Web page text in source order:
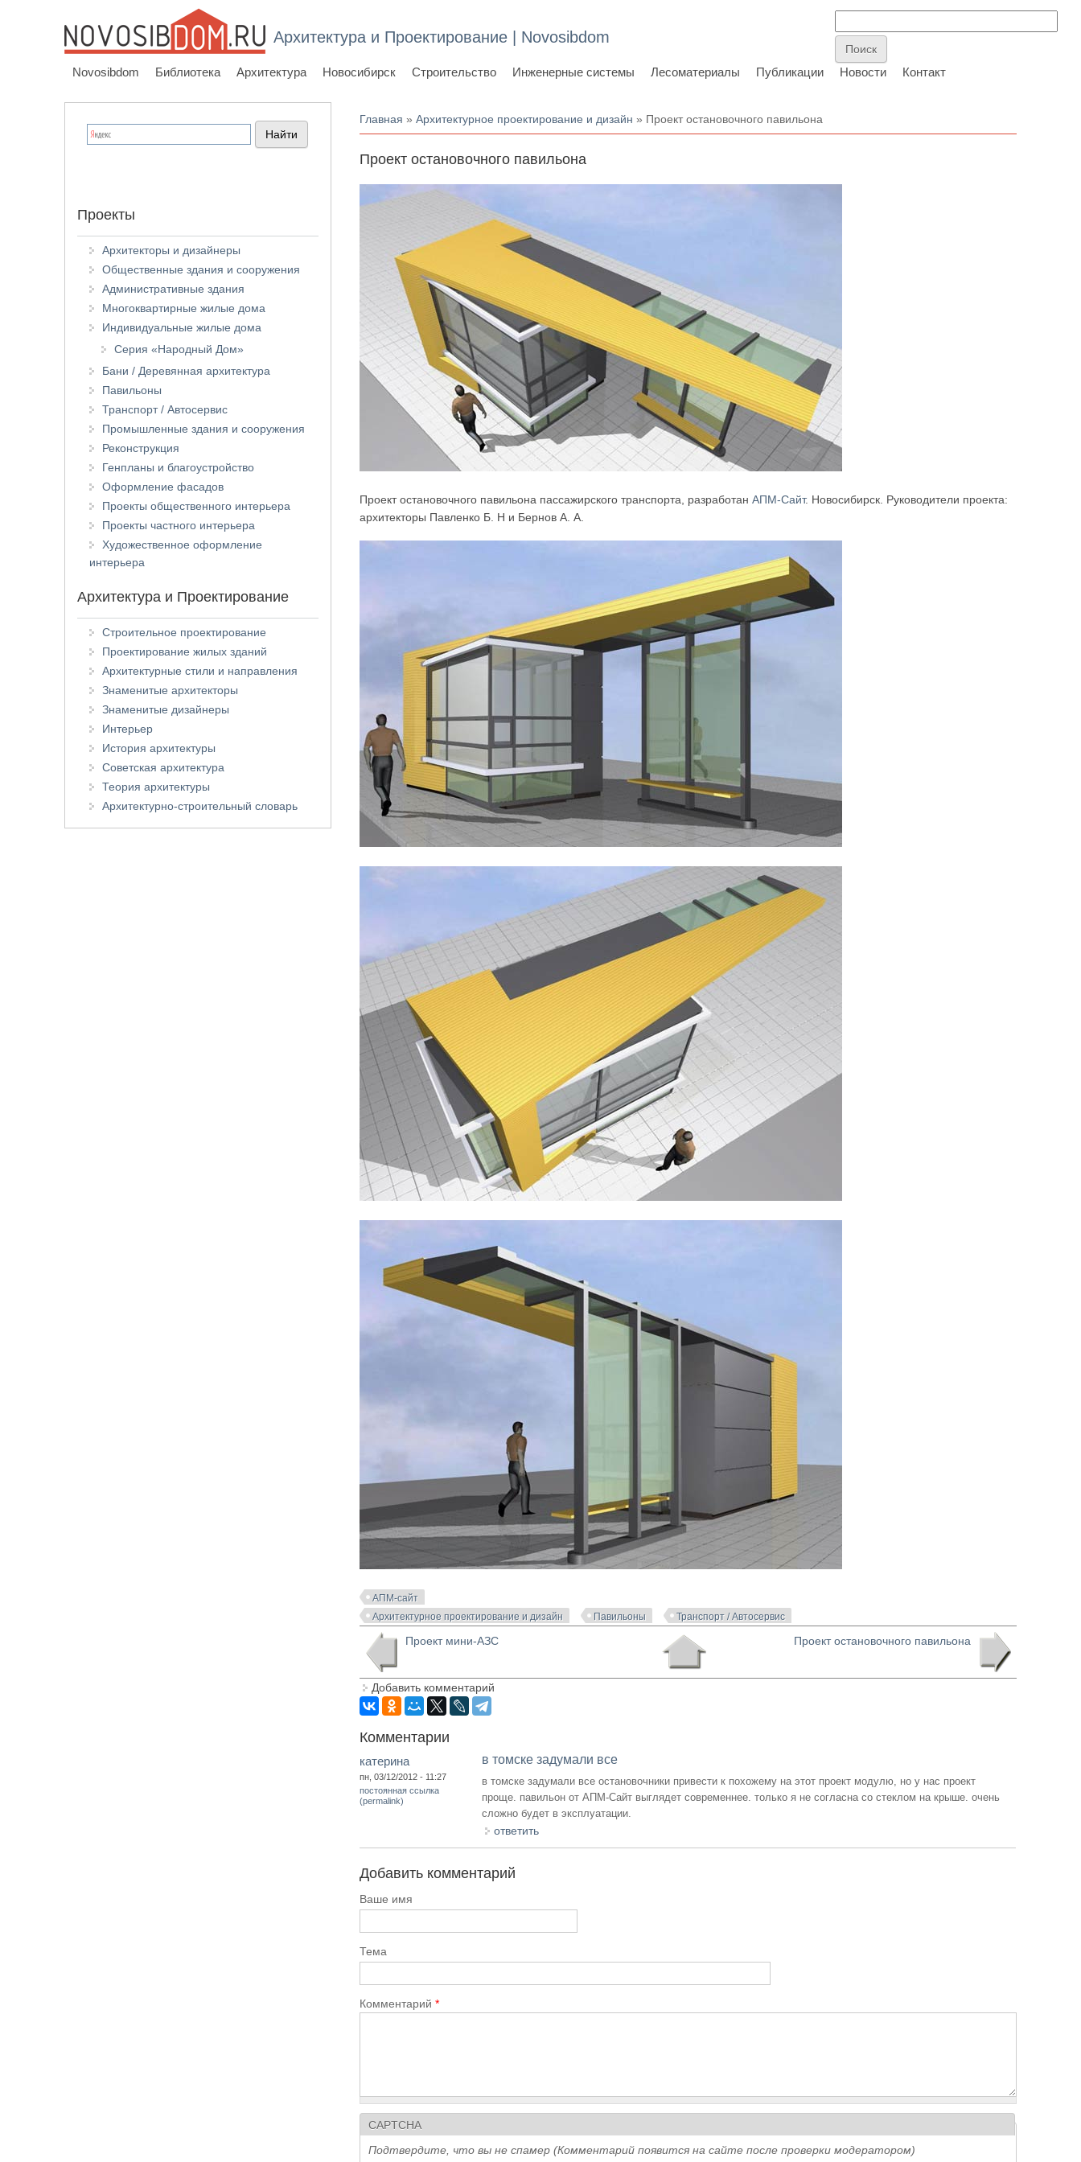
Архитектура и Проектирование | Novosibdom
Novosibdom Библиотека Архитектура Новосибирск Строительство Инженерные системы Лесоматериалы Публикации Новости Контакт
Вы здесь
Главная »Архитектурное проектирование и дизайн » Проект остановочного павильона
Проект остановочного павильона
Проект остановочного павильона пассажирского транспорта, разработанАПМ-Сайт. Новосибирск. Руководители проекта:
архитекторы Павленко Б. Н и Бернов А. А.
АПМ-сайт
Архитектурное проектирование и дизайн
Павильоны Транспорт / Автосервис
Проект мини-АЗС Проект остановочного павильона
Добавить комментарий
Комментарии
катерина
пн, 03/12/2012 - 11:27
постоянная ссылка
(permalink)
в томске задумали все
в томске задумали все остановочники привести к похожему на этот проект модулю, но у нас проект
проще. павильон от АПМ-Сайт выглядет современнее. только я не согласна со стеклом на крыше. очень
сложно будет в эксплуатации.
ответить
Добавить комментарий
Ваше имя
Тема
Комментарий*
CAPTCHA
Подтвердите, что вы не спамер (Комментарий появится на сайте после проверки модератором)
Проекты
Архитекторы и дизайнеры
Общественные здания и сооружения
Административные здания
Многоквартирные жилые дома
Индивидуальные жилые дома
Серия «Народный Дом»
Бани / Деревянная архитектура
Павильоны
Транспорт / Автосервис
Промышленные здания и сооружения
Реконструкция
Генпланы и благоустройство
Оформление фасадов
Проекты общественного интерьера
Проекты частного интерьера
Художественное оформление
интерьера
Архитектура и Проектирование
Строительное проектирование
Проектирование жилых зданий
Архитектурные стили и направления
Знаменитые архитекторы
Знаменитые дизайнеры
Интерьер
История архитектуры
Советская архитектура
Теория архитектуры
Архитектурно-строительный словарь